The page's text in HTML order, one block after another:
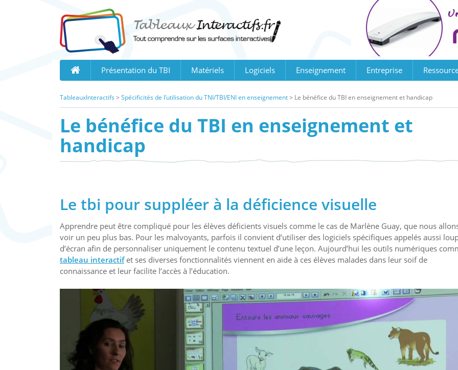
Présentation du TBI Matériels Logiciels Enseignement Entreprise
TableauxInteractifs > Spécificités de l’utilisation du TNI/TBI/ENI en enseignement> Le bénéfice du TBI en enseignement et handicap
Le bénéfice du TBI en enseignement et
handicap
Le tbi pour suppléer à la déficience visuelle
Apprendre peut être compliqué pour les élèves déficients visuels comme le cas de Marlène Guay, que nous
voir un peu plus bas. Pour les malvoyants, parfois il convient d’utiliser des logiciels spécifiques appelés aussi
d’écran afin de personnaliser uniquement le contenu textuel d’une leçon. Aujourd’hui les outils numériques
tableau interactifet ses diverses fonctionnalités viennent en aide à ces élèves malades dans leur soif de
connaissance et leur facilite l’accès à l’éducation.